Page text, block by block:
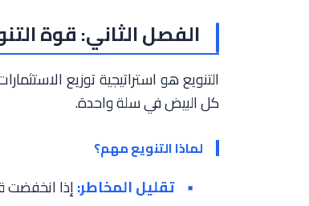
الفصل الثاني: قوة
التنويع هو استراتيجية توزيع
كل البيض في سلة واحدة.
لماذا التنويع مهم؟
تقليل المخاطر:إذا انخفضت